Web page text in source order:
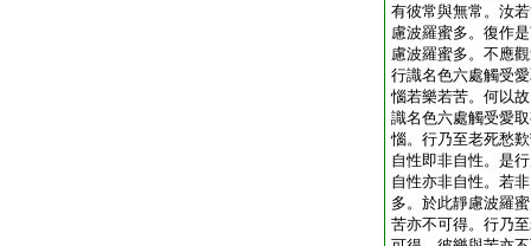
有彼常與無常。汝
慮波羅蜜多。復作
慮波羅蜜多。不應
行識名色六處觸受
惱若樂若苦。何以
識名色六處觸受愛
惱。行乃至老死愁
自性即非自性。是
自性亦非自性。若
多。於此靜慮波羅
苦亦不可得。行乃